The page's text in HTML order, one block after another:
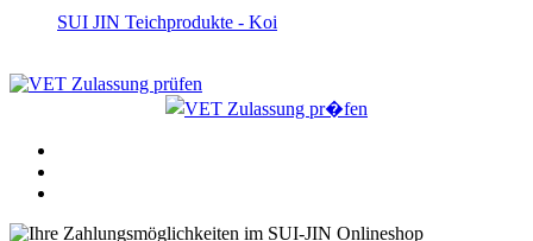
SUI JIN Teichprodukte - Koi